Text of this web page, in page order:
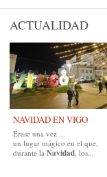
ACTUALIDAD
NAVIDAD EN VIGO
Érase una vez ...
un lugar mágico en el que,
durante la Navidad, los...